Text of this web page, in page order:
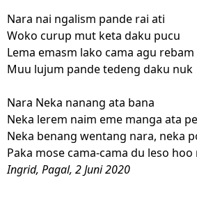
Nara nai ngalism pande rai ati
Woko curup mut keta daku pucu
Lema emasm lako cama agu rebam
Muu lujum pande tedeng daku nuk
Nara Neka nanang ata bana
Neka lerem naim eme manga ata
Neka benang wentang nara, neka
Paka mose cama-cama du leso
Ingrid, Pagal, 2 Juni 2020